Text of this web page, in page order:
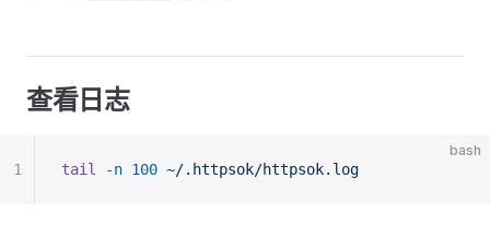
查看日志
bash
tail -n 100 ~/.httpsok/httpsok.log
1